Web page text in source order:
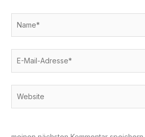
Mail-